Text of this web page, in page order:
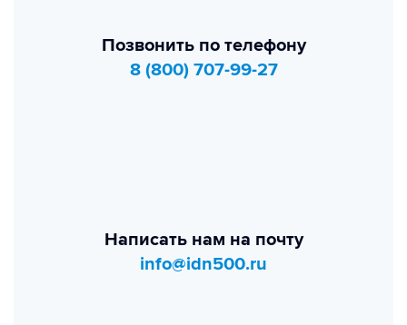
Позвонить по телефону
8 (800) 707-99-27
Написать нам на почту
info@idn500.ru